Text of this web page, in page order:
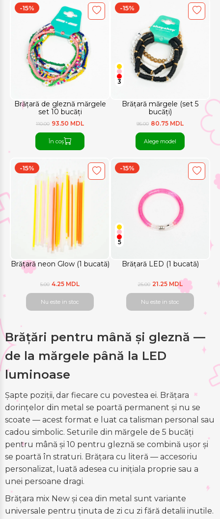
Brățară de gleznă mărgele
set 10 bucăți
-15%
110.00 93.50 MDL
În coș
Brățară mărgele (set 5
bucăți)
-15%
3
95.00 80.75 MDL
Alege model
Brățară neon Glow (1 bucată)
-15%
5.00 4.25 MDL
Nu este in stoc
Brățară LED (1 bucată)
-15%
5
25.00 21.25 MDL
Nu este in stoc
Brățări pentru mână și gleznă —
de la mărgele până la LED
luminoase
Șapte poziții, dar fiecare cu povestea ei. Brățara
dorințelor din metal se poartă permanent și nu se
scoate — acest format e luat ca talisman personal sau
cadou simbolic. Seturile din mărgele de 5 bucăți
pentru mână și 10 pentru gleznă se combină ușor și
se poartă în straturi. Brățara cu literă — accesoriu
personalizat, luată adesea cu inițiala proprie sau a
unei persoane dragi.
Brățara mix New și cea din metal sunt variante
universale pentru ținuta de zi cu zi fără detalii inutile.